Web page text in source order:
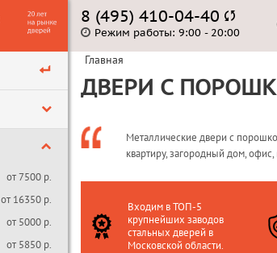
от 7500 р.
от 16350 р.
от 5000 р.
от 5850 р.
8 (495) 410-04-40
Режим работы: 9:00 - 20:00
Главная
ДВЕРИ С
Металлические двери с
квартиру, загородный дом,
Входим в ТОП-5
крупнейших заводов
стальных дверей в
Московской области.